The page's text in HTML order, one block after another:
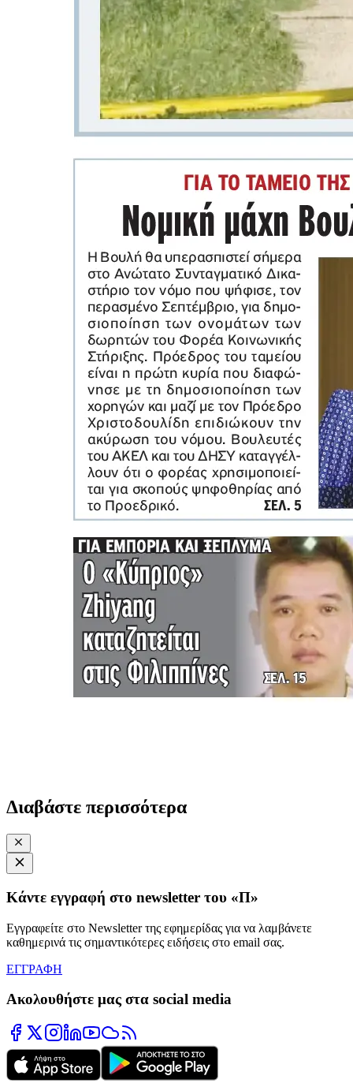
Διαβάστε περισσότερα
Κάντε εγγραφή στο newsletter του «Π»
Εγγραφείτε στο Newsletter της εφημερίδας για να λαμβάνετε
καθημερινά τις σημαντικότερες ειδήσεις στο email σας.
ΕΓΓΡΑΦΗ
Ακολουθήστε μας στα social media